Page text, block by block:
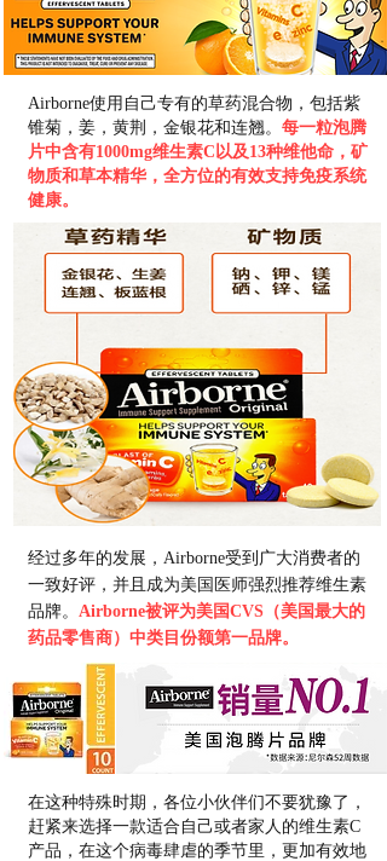
Airborne使用自己专有的草药混合物，包括紫
锥菊，姜，黄荆，金银花和连翘。 每一粒泡腾
片中含有1000mg维生素C以及13种维他命，矿
物质和草本精华，全方位的有效支持免疫系统
健康。
经过多年的发展，Airborne受到广大消费者的
一致好评，并且成为美国医师强烈推荐维生素
品牌。 Airborne被评为美国CVS（美国最大的
药品零售商）中类目份额第一品牌。
在这种特殊时期，各位小伙伴们不要犹豫了，
赶紧来选择一款适合自己或者家人的维生素C
产品，在这个病毒肆虐的季节里，更加有效地